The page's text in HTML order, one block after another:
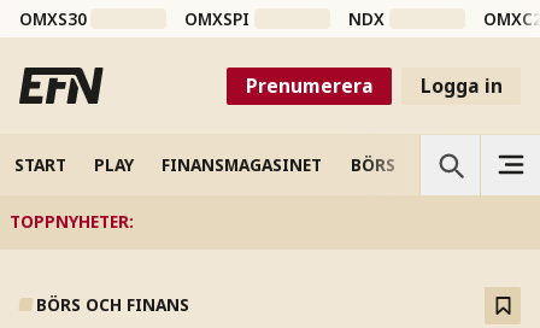
OMXS30 OMXSPI NDX
Prenumerera Logga in
START PLAY FINANSMAGASINET BÖRS VETENSKAP
TOPPNYHETER:
BÖRS OCH FINANS